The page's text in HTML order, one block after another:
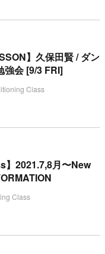
】久保田賢 / ダン
強会 [9/3 FRI]
Class
】2021.7,8月〜New
Class